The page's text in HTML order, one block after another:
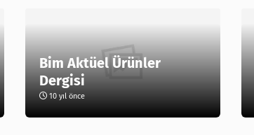
Bim Aktüel Ürünler
Dergisi
10 yıl önce